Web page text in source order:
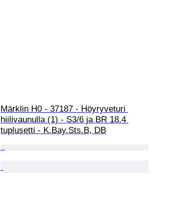
Märklin H0 - 37187 - Höyryveturi
hiilivaunulla (1) - S3/6 ja BR 18.4
tuplusetti - K.Bay.Sts.B, DB